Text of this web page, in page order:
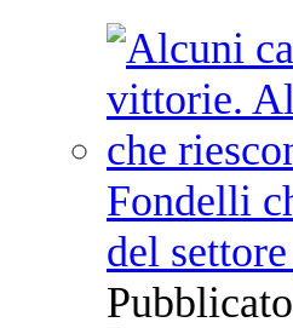
Fondelli
del